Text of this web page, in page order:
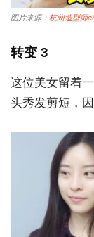
图片来源： 杭州造型师
转变 3
这位美女留着
头秀发剪短，